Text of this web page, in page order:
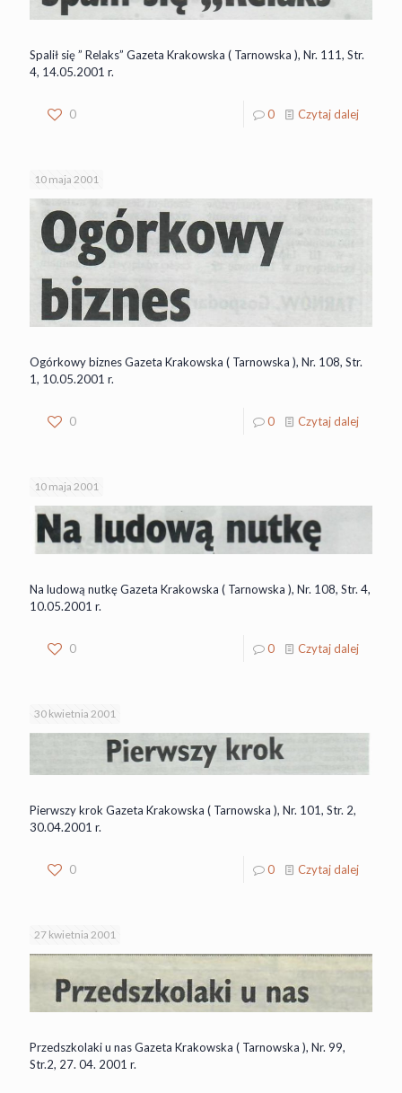
Spalił się ” Relaks” Gazeta Krakowska ( Tarnowska ), Nr. 111, Str.
4, 14.05.2001 r.
0 0 Czytaj dalej
10 maja 2001
Ogórkowy biznes Gazeta Krakowska ( Tarnowska ), Nr. 108, Str.
1, 10.05.2001 r.
0 0 Czytaj dalej
10 maja 2001
Na ludową nutkę Gazeta Krakowska ( Tarnowska ), Nr. 108, Str. 4,
10.05.2001 r.
0 0 Czytaj dalej
30 kwietnia 2001
Pierwszy krok Gazeta Krakowska ( Tarnowska ), Nr. 101, Str. 2,
30.04.2001 r.
0 0 Czytaj dalej
27 kwietnia 2001
Przedszkolaki u nas Gazeta Krakowska ( Tarnowska ), Nr. 99,
Str.2, 27. 04. 2001 r.